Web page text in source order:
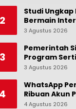
2
Studi
Bermain
Berlebihan
3 Agustus 2026
3
Pemerintah
Program
Gratis bagi
3 Agustus 2026
4
WhatsApp
Ribuan Akun
Terblokir
4 Agustus 2026